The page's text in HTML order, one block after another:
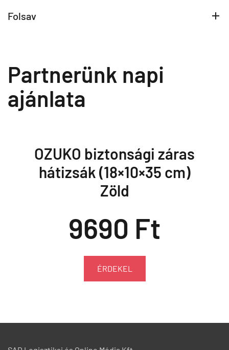
Folsav
Partnerünk napi
ajánlata
OZUKO biztonsági záras
hátizsák (18×10×35 cm)
Zöld
9690 Ft
ÉRDEKEL